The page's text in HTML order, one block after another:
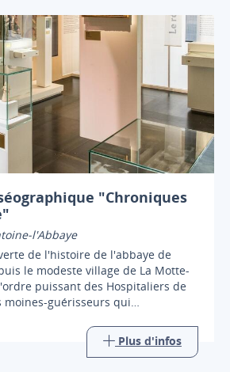
"Chroniques
l'Abbaye
de l'histoire de l'abbaye de
le modeste village de La Motte-
puissant des Hospitaliers de
moines-guérisseurs qui
Plus d'infos